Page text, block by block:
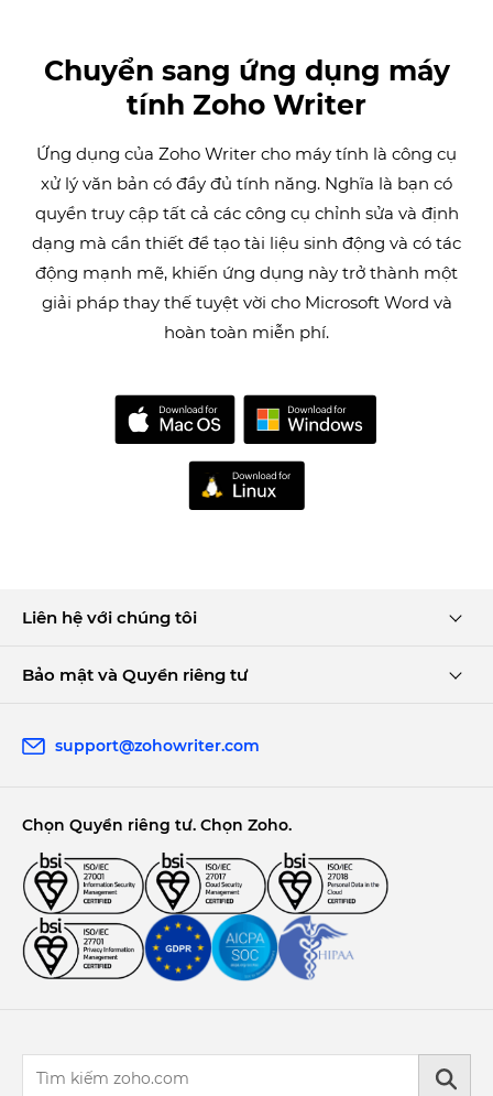
Chuyển sang ứng dụng máy
tính Zoho Writer
Ứng dụng của Zoho Writer cho máy tính là công cụ
xử lý văn bản có đầy đủ tính năng. Nghĩa là bạn có
quyền truy cập tất cả các công cụ chỉnh sửa và định
dạng mà cần thiết để tạo tài liệu sinh động và có tác
động mạnh mẽ, khiến ứng dụng này trở thành một
giải pháp thay thế tuyệt vời cho Microsoft Word và
hoàn toàn miễn phí.
Liên hệ với chúng tôi
Bảo mật và Quyền riêng tư
support@zohowriter.com
Chọn Quyền riêng tư. Chọn Zoho.